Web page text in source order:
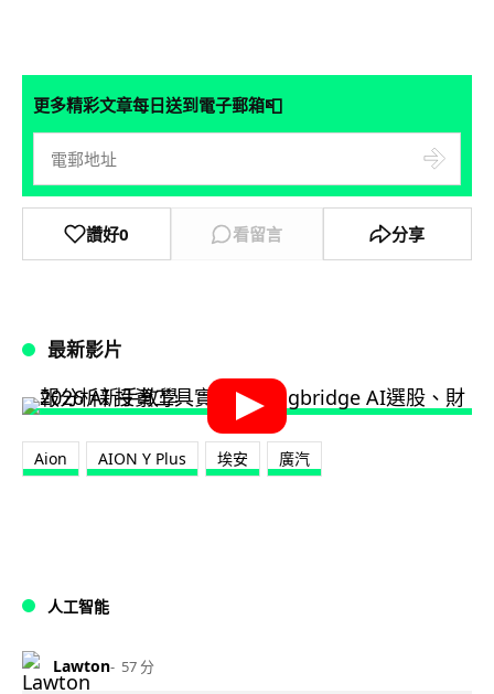
更多精彩文章每日送到電子郵箱📮
讚好0 看留言 分享
最新影片
Aion AION Y Plus 埃安 廣汽
人工智能
Lawton 57 分